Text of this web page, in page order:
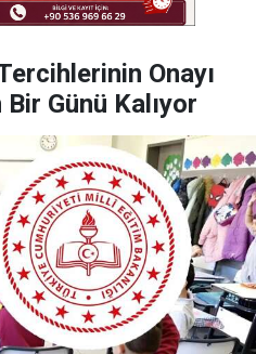
Onayı
Günü Kalıyor